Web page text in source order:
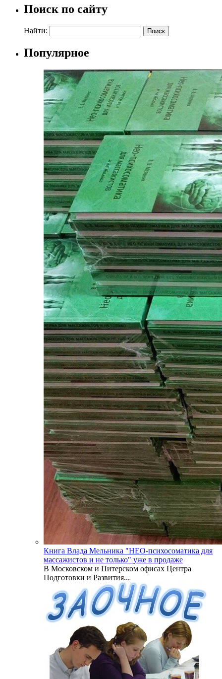
Поиск по сайту
Найти:
Популярное
Книга Влада Мельника "НЕО-психосоматика для
массажистов и не только" уже в продаже
В Московском и Питерском офисах Центра
Подготовки и Развития...